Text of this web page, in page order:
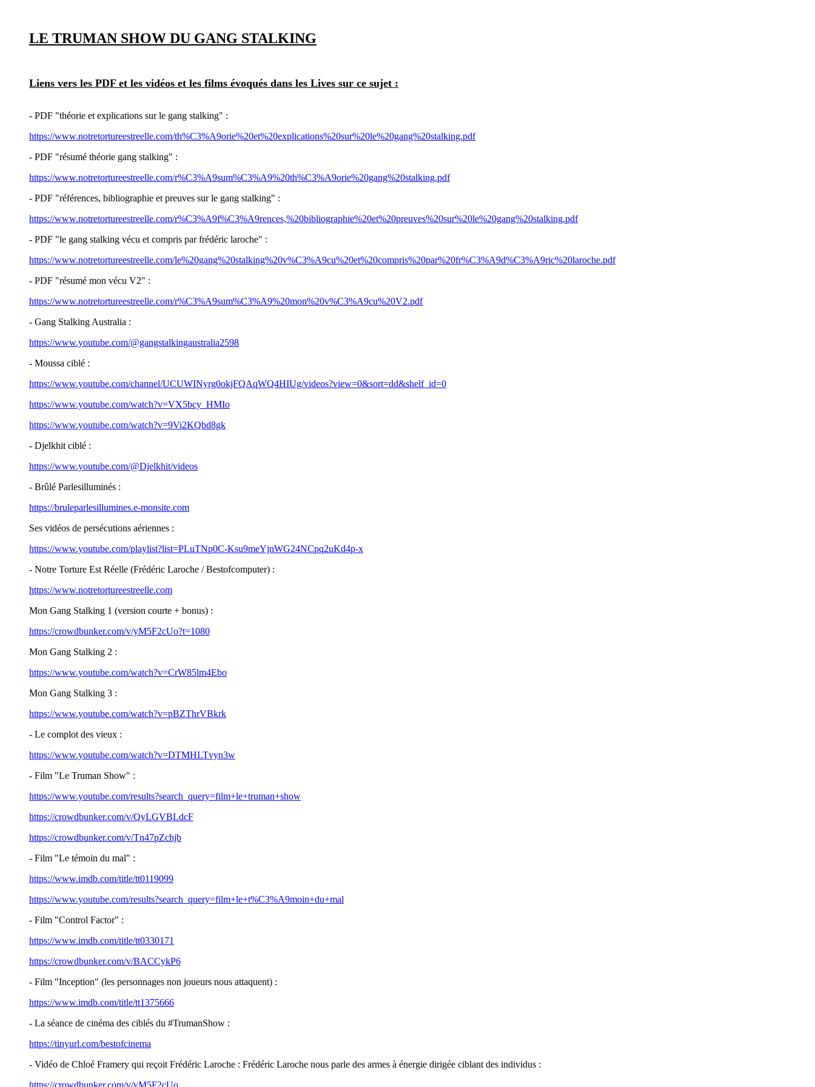
LE TRUMAN SHOW DU GANG STALKING
Liens vers les PDF et les vidéos et les films évoqués dans les Lives sur ce sujet :
- PDF "théorie et explications sur le gang stalking" :
https://www.notretortureestreelle.com/th%C3%A9orie%20et%20explications%20sur%20le%20gang%20stalking.pdf
- PDF "résumé théorie gang stalking" :
https://www.notretortureestreelle.com/r%C3%A9sum%C3%A9%20th%C3%A9orie%20gang%20stalking.pdf
- PDF "références, bibliographie et preuves sur le gang stalking" :
https://www.notretortureestreelle.com/r%C3%A9f%C3%A9rences,%20bibliographie%20et%20preuves%20sur%20le%20gang%20stalking.pdf
- PDF "le gang stalking vécu et compris par frédéric laroche" :
https://www.notretortureestreelle.com/le%20gang%20stalking%20v%C3%A9cu%20et%20compris%20par%20fr%C3%A9d%C3%A9ric%20laroche.pdf
- PDF "résumé mon vécu V2" :
https://www.notretortureestreelle.com/r%C3%A9sum%C3%A9%20mon%20v%C3%A9cu%20V2.pdf
- Gang Stalking Australia :
https://www.youtube.com/@gangstalkingaustralia2598
- Moussa ciblé :
https://www.youtube.com/channel/UCUWINyrg0okjFQAqWQ4HIUg/videos?view=0&sort=dd&shelf_id=0
https://www.youtube.com/watch?v=VX5bcy_HMIo
https://www.youtube.com/watch?v=9Vi2KQbd8gk
- Djelkhit ciblé :
https://www.youtube.com/@Djelkhit/videos
- Brûlé Parlesilluminés :
https://bruleparlesillumines.e-monsite.com
Ses vidéos de persécutions aériennes :
https://www.youtube.com/playlist?list=PLuTNp0C-Ksu9meYjnWG24NCpq2uKd4p-x
- Notre Torture Est Réelle (Frédéric Laroche / Bestofcomputer) :
https://www.notretortureestreelle.com
Mon Gang Stalking 1 (version courte + bonus) :
https://crowdbunker.com/v/yM5F2cUo?t=1080
Mon Gang Stalking 2 :
https://www.youtube.com/watch?v=CrW85lm4Ebo
Mon Gang Stalking 3 :
https://www.youtube.com/watch?v=pBZThrVBkrk
- Le complot des vieux :
https://www.youtube.com/watch?v=DTMHLTvyn3w
- Film "Le Truman Show" :
https://www.youtube.com/results?search_query=film+le+truman+show
https://crowdbunker.com/v/QyLGVBLdcF
https://crowdbunker.com/v/Tn47pZchjb
- Film "Le témoin du mal" :
https://www.imdb.com/title/tt0119099
https://www.youtube.com/results?search_query=film+le+t%C3%A9moin+du+mal
- Film "Control Factor" :
https://www.imdb.com/title/tt0330171
https://crowdbunker.com/v/BACCykP6
- Film "Inception" (les personnages non joueurs nous attaquent) :
https://www.imdb.com/title/tt1375666
- La séance de cinéma des ciblés du #TrumanShow :
https://tinyurl.com/bestofcinema
- Vidéo de Chloé Framery qui reçoit Frédéric Laroche : Frédéric Laroche nous parle des armes à énergie dirigée ciblant des individus :
https://crowdbunker.com/v/yM5F2cUo